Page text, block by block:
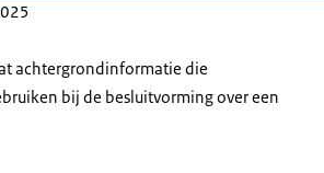
achtergrondinformatie die
bij de besluitvorming over een